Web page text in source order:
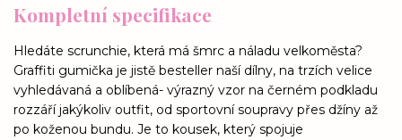
Kompletní specifikace
Hledáte scrunchie, která má šmrc a náladu velkoměsta?
Graffiti gumička je jistě besteller naší dílny, na trzích velice
vyhledávaná a oblíbená- výrazný vzor na černém podkladu
rozzáří jakýkoliv outfit, od sportovní soupravy přes džíny až
po koženou bundu. Je to kousek, který spojuje